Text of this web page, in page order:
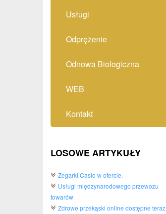
Usługi
Odprężenie
Odnowa Biologiczna
WEB
Kontakt
LOSOWE ARTYKUŁY
Zegarki Casio w ofercie.
Usługi międzynarodowego przewozu
towarów
Zdrowe przekąski online dostępne teraz